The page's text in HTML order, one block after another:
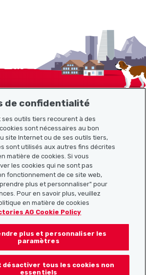
Localcities
sociaux :
de confidentialité
outils tiers recourent à des
sont nécessaires au bon
site Internet ou de ses outils tiers,
sont utilisés aux autres fins décrites
matière de cookies. Si vous
les cookies qui ne sont pas
fonctionnement de ce site web,
plus et personnaliser" pour
Pour en savoir plus, veuillez
en matière de cookies
AG Cookie Policy
plus et personnaliser les
paramètres
désactiver tous les cookies non
essentiels